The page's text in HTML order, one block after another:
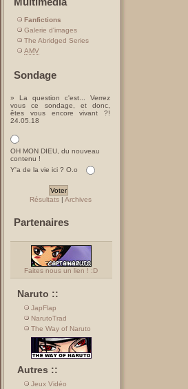
Fanfictions
Galerie d'images
The Abridged Series
AMV
Sondage
» La question c'est... Verrez
vous ce sondage, et donc,
êtes vous encore vivant ?!
24.05.18
OH MON DIEU, du nouveau
contenu !
Y'a de la vie ici ? O.o
Résultats| Archives
Partenaires
Faites nous un lien ! :D
Naruto ::
JapFlap
NarutoTrad
The Way of Naruto
Autres ::
Jeux Vidéo